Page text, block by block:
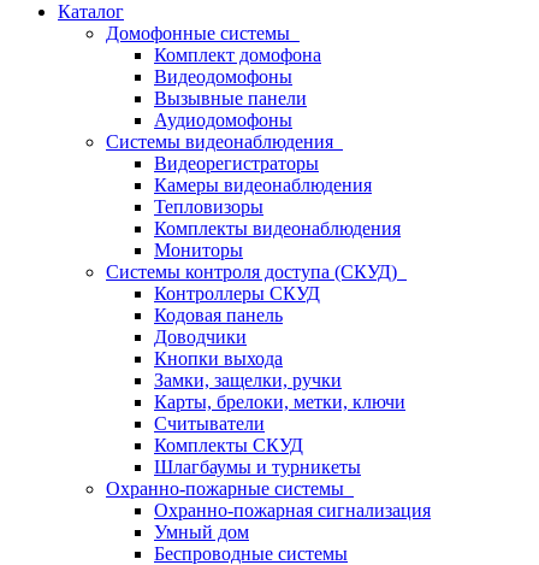
Каталог
Домофонные системы
Комплект домофона
Видеодомофоны
Вызывные панели
Аудиодомофоны
Системы видеонаблюдения
Видеорегистраторы
Камеры видеонаблюдения
Тепловизоры
Комплекты видеонаблюдения
Мониторы
Системы контроля доступа (СКУД)
Контроллеры СКУД
Кодовая панель
Доводчики
Кнопки выхода
Замки, защелки, ручки
Карты, брелоки, метки, ключи
Считыватели
Комплекты СКУД
Шлагбаумы и турникеты
Охранно-пожарные системы
Охранно-пожарная сигнализация
Умный дом
Беспроводные системы